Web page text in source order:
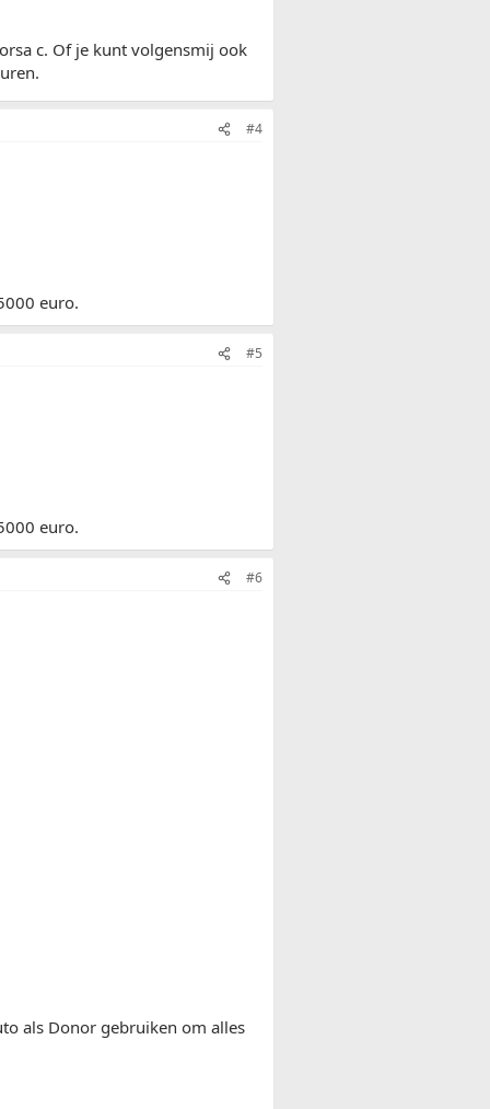
c. Of je kunt volgensmij ook
#4
euro.
#5
euro.
#6
als Donor gebruiken om alles